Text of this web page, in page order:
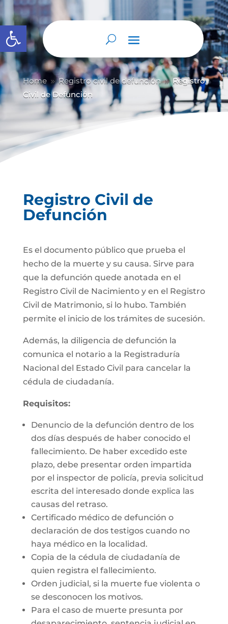
Abrir barra de herramientas
Home 9 Registro civil de defunción 9 Registro
Civil de Defunción
Registro Civil de
Defunción
Es el documento público que prueba el
hecho de la muerte y su causa. Sirve para
que la defunción quede anotada en el
Registro Civil de Nacimiento y en el Registro
Civil de Matrimonio, si lo hubo. También
permite el inicio de los trámites de sucesión.
Además, la diligencia de defunción la
comunica el notario a la Registraduría
Nacional del Estado Civil para cancelar la
cédula de ciudadanía.
Requisitos:
Denuncio de la defunción dentro de los
dos días después de haber conocido el
fallecimiento. De haber excedido este
plazo, debe presentar orden impartida
por el inspector de policía, previa solicitud
escrita del interesado donde explica las
causas del retraso.
Certificado médico de defunción o
declaración de dos testigos cuando no
haya médico en la localidad.
Copia de la cédula de ciudadanía de
quien registra el fallecimiento.
Orden judicial, si la muerte fue violenta o
se desconocen los motivos.
Para el caso de muerte presunta por